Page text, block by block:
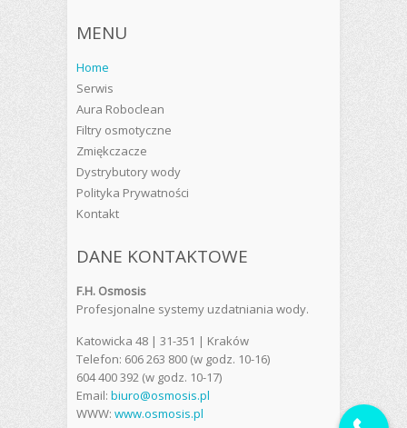
MENU
Home
Serwis
Aura Roboclean
Filtry osmotyczne
Zmiękczacze
Dystrybutory wody
Polityka Prywatności
Kontakt
DANE KONTAKTOWE
F.H. Osmosis
Profesjonalne systemy uzdatniania wody.
Katowicka 48 | 31-351 | Kraków
Telefon: 606 263 800 (w godz. 10-16)
604 400 392 (w godz. 10-17)
Email: biuro@osmosis.pl
WWW: www.osmosis.pl